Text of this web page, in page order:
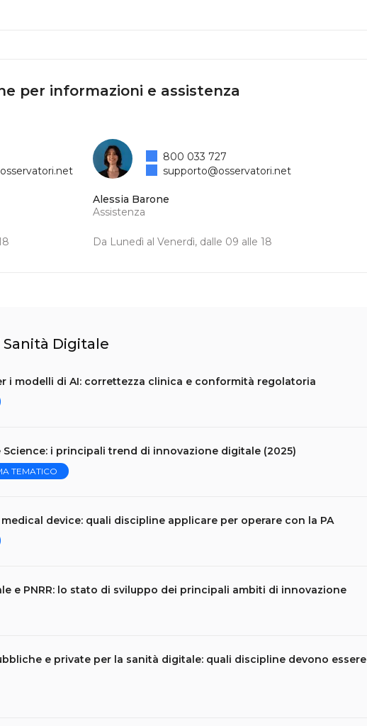
per informazioni e assistenza
Alessia Barone
Assistenza
Da Lunedì al Venerdì, dalle 09 alle 18
800 033 727
supporto@osservatori.net
Digitale
i modelli di AI: correttezza clinica e conformità regolatoria
Science: i principali trend di innovazione digitale (2025)
TEMATICO
device: quali discipline applicare per operare con la PA
e PNRR: lo stato di sviluppo dei principali ambiti di innovazione
e private per la sanità digitale: quali discipline devono essere